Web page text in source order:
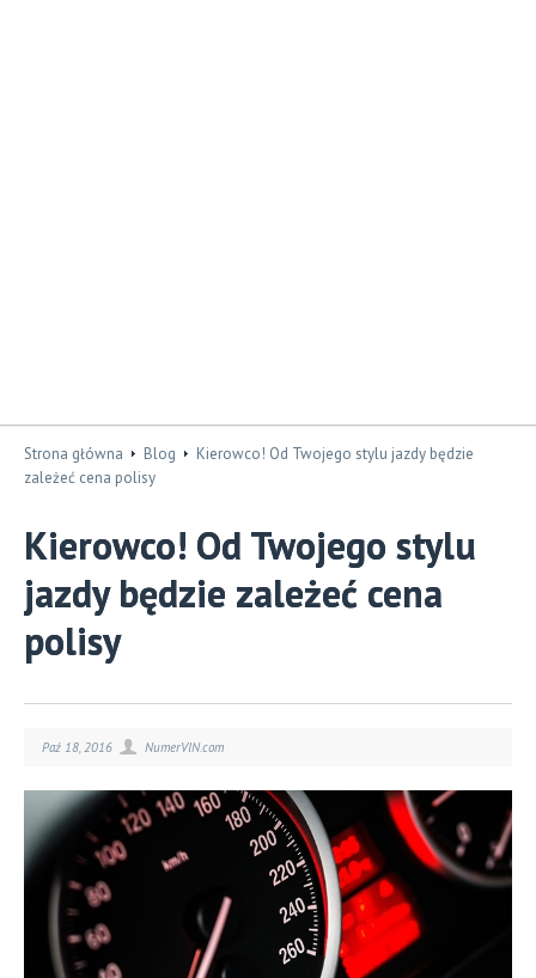
Strona główna Blog
Kierowco! Od Twojego stylu jazdy będzie
zależeć cena polisy
Kierowco! Od Twojego stylu
jazdy będzie zależeć cena
polisy
Paź 18, 2016 NumerVIN.com